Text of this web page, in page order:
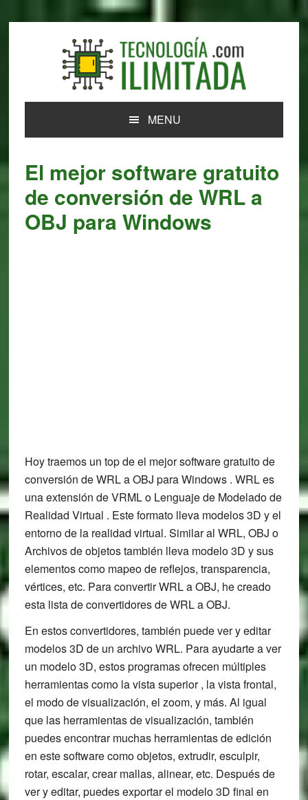
MENU
El mejor software gratuito
de conversión de WRL a
OBJ para Windows
Hoy traemos un top de el mejor software gratuito de
conversión de WRL a OBJ para Windows . WRL es
una extensión de VRML o Lenguaje de Modelado de
Realidad Virtual . Este formato lleva modelos 3D y el
entorno de la realidad virtual. Similar al WRL, OBJ o
Archivos de objetos también lleva modelo 3D y sus
elementos como mapeo de reflejos, transparencia,
vértices, etc. Para convertir WRL a OBJ, he creado
esta lista de convertidores de WRL a OBJ.
En estos convertidores, también puede ver y editar
modelos 3D de un archivo WRL. Para ayudarte a ver
un modelo 3D, estos programas ofrecen múltiples
herramientas como la vista superior , la vista frontal,
el modo de visualización, el zoom, y más. Al igual
que las herramientas de visualización, también
puedes encontrar muchas herramientas de edición
en este software como objetos, extrudir, esculpir,
rotar, escalar, crear mallas, alinear, etc. Después de
ver y editar, puedes exportar el modelo 3D final en